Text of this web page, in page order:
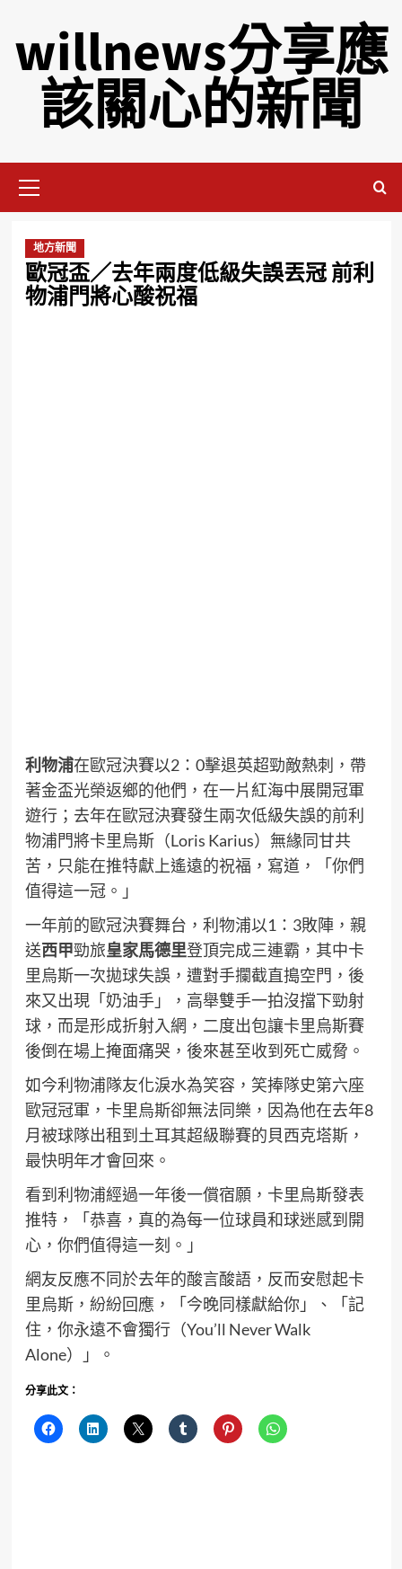
willnews分享應
該關心的新聞
地方新聞
歐冠盃／去年兩度低級失誤丟冠 前利
物浦門將心酸祝福
利物浦在歐冠決賽以2：0擊退英超勁敵熱刺，帶
著金盃光榮返鄉的他們，在一片紅海中展開冠軍
遊行；去年在歐冠決賽發生兩次低級失誤的前利
物浦門將卡里烏斯（Loris Karius）無緣同甘共
苦，只能在推特獻上遙遠的祝福，寫道，「你們
值得這一冠。」
一年前的歐冠決賽舞台，利物浦以1：3敗陣，親
送西甲勁旅皇家馬德里登頂完成三連霸，其中卡
里烏斯一次拋球失誤，遭對手攔截直搗空門，後
來又出現「奶油手」，高舉雙手一拍沒擋下勁射
球，而是形成折射入網，二度出包讓卡里烏斯賽
後倒在場上掩面痛哭，後來甚至收到死亡威脅。
如今利物浦隊友化淚水為笑容，笑捧隊史第六座
歐冠冠軍，卡里烏斯卻無法同樂，因為他在去年8
月被球隊出租到土耳其超級聯賽的貝西克塔斯，
最快明年才會回來。
看到利物浦經過一年後一償宿願，卡里烏斯發表
推特，「恭喜，真的為每一位球員和球迷感到開
心，你們值得這一刻。」
網友反應不同於去年的酸言酸語，反而安慰起卡
里烏斯，紛紛回應，「今晚同樣獻給你」、「記
住，你永遠不會獨行（You’ll Never Walk
Alone）」。
分享此文：